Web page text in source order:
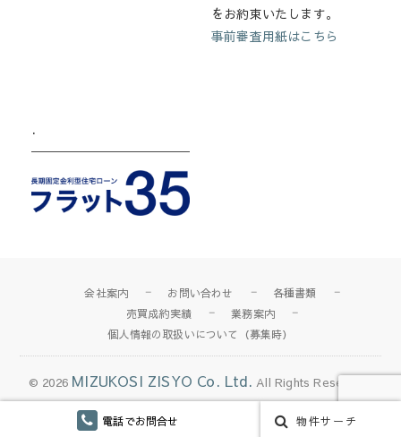
電話でお問合せ 物件サーチ
をお約束いたします。
事前審査用紙はこちら
.
会社案内 お問い合わせ
各種書類
売買成約実績
業務案内
個人情報の取扱いについて（募集時）
© 2026 MIZUKOSI ZISYO Co. Ltd. All Rights Reserved.